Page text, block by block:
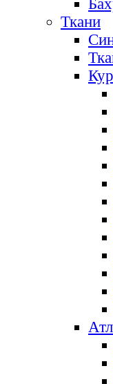
Ткани